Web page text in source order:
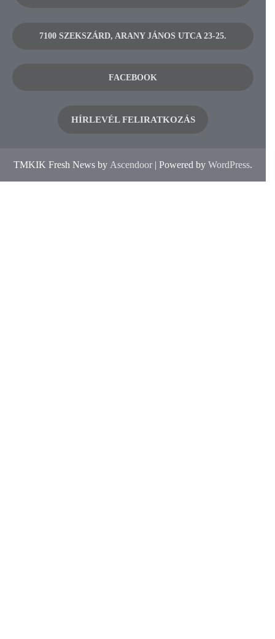
7100 SZEKSZÁRD, ARANY JÁNOS UTCA 23-25.
FACEBOOK
HÍRLEVÉL FELIRATKOZÁS
TMKIK Fresh News by Ascendoor | Powered by WordPress.